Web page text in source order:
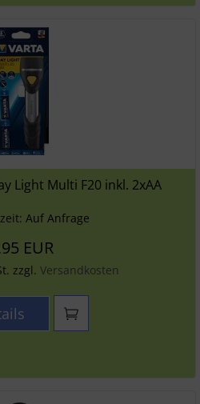
Light Multi F20 inkl. 2xAA
Auf Anfrage
EUR
zzgl. Versandkosten